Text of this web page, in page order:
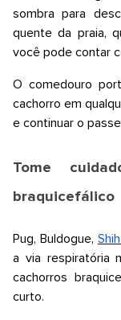
sombra para
quente da praia,
você pode contar
O comedouro
cachorro em
e continuar o
Tome
braquicefálico
Pug, Buldogue,
a via respiratória
cachorros
curto.